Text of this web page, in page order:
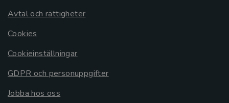
Avtal och rättigheter
Cookies
Cookieinställningar
GDPR och personuppgifter
Jobba hos oss